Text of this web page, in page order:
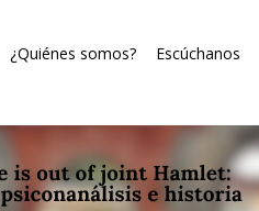
¿Quiénes somos?
Escúchanos